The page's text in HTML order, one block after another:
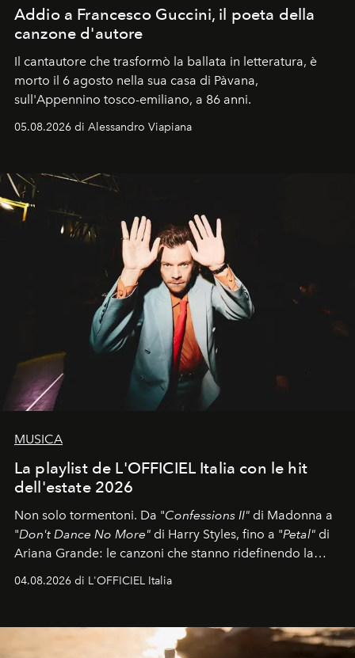
Addio a Francesco Guccini, il poeta della
canzone d'autore
Il cantautore che trasformò la ballata in letteratura, è
morto il 6 agosto nella sua casa di Pàvana,
sull'Appennino tosco-emiliano, a 86 anni.
05.08.2026 di Alessandro Viapiana
MUSICA
La playlist de L'OFFICIEL Italia con le hit
dell'estate 2026
Non solo tormentoni. Da "Confessions II" di Madonna a
"Don't Dance No More" di Harry Styles, fino a "Petal" di
Ariana Grande: le canzoni che stanno ridefinendo la
04.08.2026 di L'OFFICIEL Italia